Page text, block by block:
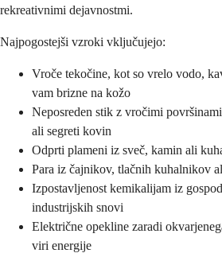
rekreativnimi dejavnostmi.
Najpogostejši vzroki vključujejo:
Vroče tekočine, kot so vrelo vodo,
vam brizne na kožo
Neposreden stik z vročimi
ali segreti kovin
Odprti plameni iz sveč, kamin ali
Para iz čajnikov, tlačnih kuhalnikov
Izpostavljenost kemikalijam iz
industrijskih snovi
Električne opekline zaradi
viri energije